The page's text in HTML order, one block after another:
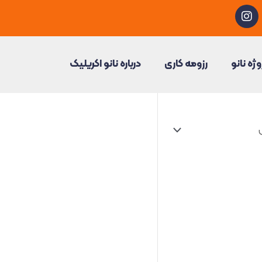
I
n
s
a
g
نانو رزومه کاری درباره نانو اکریلیک